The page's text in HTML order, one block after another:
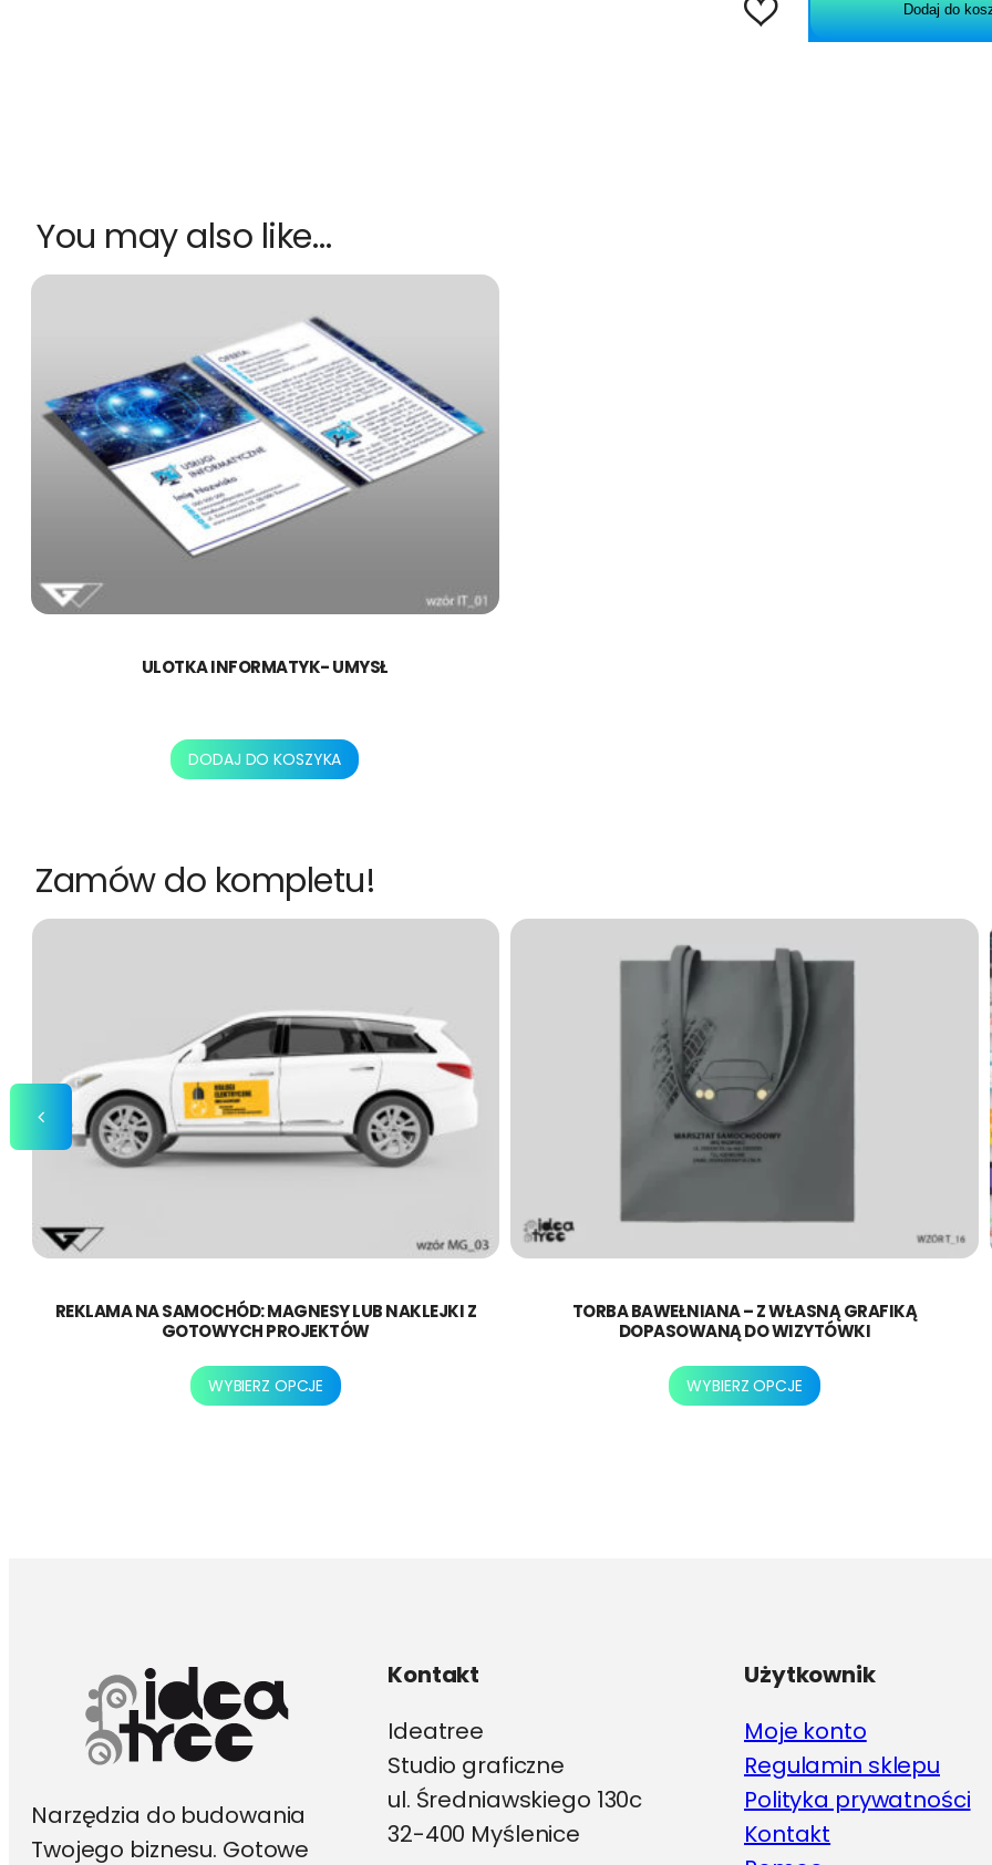
Dodaj do
You may also like…
ULOTKA INFORMATYK- UMYSŁ
DODAJ DO KOSZYKA
Zamów do kompletu!
REKLAMA NA SAMOCHÓD: MAGNESY LUB NAKLEJKI Z
GOTOWYCH PROJEKTÓW
WYBIERZ OPCJE
Ten
TORBA BAWEŁNIANA – Z WŁASNĄ GRAFIKĄ
DOPASOWANĄ DO WIZYTÓWKI
WYBIERZ OPCJE
Ten
Narzędzia do budowania
Twojego biznesu. Gotowe
Kontakt
Ideatree
Studio graficzne
ul. Średniawskiego 130c
32-400 Myślenice
Użytkownik
Moje konto
Regulamin sklepu
Polityka prywatności
Kontakt